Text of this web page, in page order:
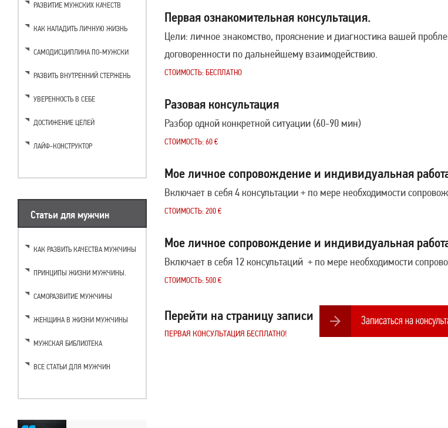
РАЗВИТИЕ МУЖСКИХ КАЧЕСТВ
КАК НАЛАДИТЬ ЛИЧНУЮ ЖИЗНЬ
САМОДИСЦИПЛИНА ПО-МУЖСКИ
РАЗВИТЬ ВНУТРЕННИЙ СТЕРЖЕНЬ
УВЕРЕННОСТЬ В СЕБЕ
ДОСТИЖЕНИЕ ЦЕЛЕЙ
ЛАЙФ-КОНСТРУКТОР
Статьи для мужчин
КАК РАЗВИТЬ КАЧЕСТВА МУЖЧИНЫ
ПРИНЦИПЫ ЖИЗНИ МУЖЧИНЫ.
САМОРАЗВИТИЕ МУЖЧИНЫ
ЖЕНЩИНА В ЖИЗНИ МУЖЧИНЫ
МУЖСКАЯ БИБЛИОТЕКА
ВСЕ СТАТЬИ ДЛЯ МУЖЧИН
Первая ознакомительная консультация.
Цели: личное знакомство, прояснение и диагностика вашей
договоренности по дальнейшему взаимодействию.
СТОИМОСТЬ: БЕСПЛАТНО
Разовая консультация
Разбор одной конкретной ситуации (60-90 мин)
СТОИМОСТЬ: 60 €
Мое личное сопровождение и индивидуальная
Включает в себя 4 консультации + по мере необходимости
СТОИМОСТЬ: 200 €
Мое личное сопровождение и индивидуальная
Включает в себя 12 консультаций + по мере необходимости
СТОИМОСТЬ: 500 €
Перейти на страницу записи
ПЕРВАЯ КОНСУЛЬТАЦИЯ БЕСПЛАТНО!